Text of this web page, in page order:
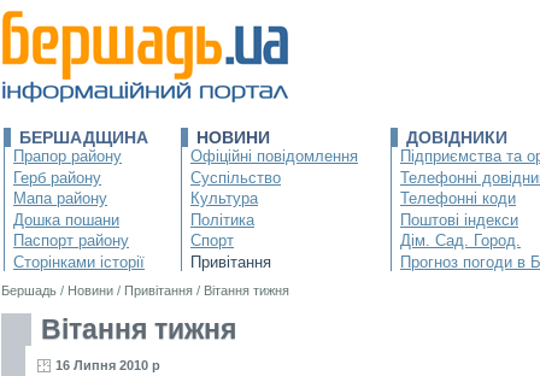
БЕРШАДЩИНА
Прапор району
Герб району
Мапа району
Дошка пошани
Паспорт району
Сторінками історії
НОВИНИ
Офіційні повідомлення
Суспільство
Культура
Політика
Спорт
Привітання
ДОВІДНИКИ
Підприємства та
Телефонні
Телефонні коди
Поштові індекси
Дім. Сад. Город.
Прогноз погоди в
Бершадь / Новини / Привітання / Вітання тижня
Вітання тижня
16 Липня 2010 р